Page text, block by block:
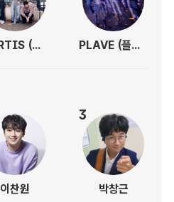
CORTIS (코르티스) PLAVE (플레이브)
이찬원
3
박창근